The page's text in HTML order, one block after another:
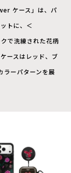
ケース」は、パ
トに、＜
で洗練された花柄
ースはレッド、ブ
ラーパターンを展